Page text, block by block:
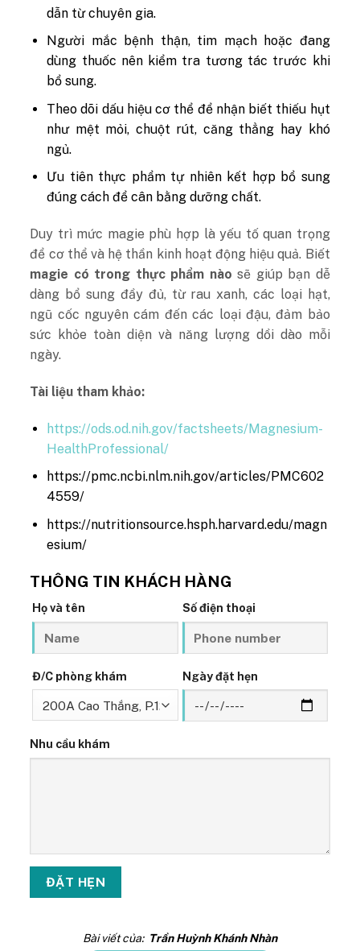
dẫn từ chuyên gia.
Người mắc bệnh thận, tim mạch hoặc đang
dùng thuốc nên kiểm tra tương tác trước khi
bổ sung.
Theo dõi dấu hiệu cơ thể để nhận biết thiếu hụt
như mệt mỏi, chuột rút, căng thẳng hay khó
ngủ.
Ưu tiên thực phẩm tự nhiên kết hợp bổ sung
đúng cách để cân bằng dưỡng chất.
Duy trì mức magie phù hợp là yếu tố quan trọng
để cơ thể và hệ thần kinh hoạt động hiệu quả. Biết
magie có trong thực phẩm nào sẽ giúp bạn dễ
dàng bổ sung đầy đủ, từ rau xanh, các loại hạt,
ngũ cốc nguyên cám đến các loại đậu, đảm bảo
sức khỏe toàn diện và năng lượng dồi dào mỗi
ngày.
Tài liệu tham khảo:
https://ods.od.nih.gov/factsheets/Magnesium-
HealthProfessional/
https://pmc.ncbi.nlm.nih.gov/articles/PMC602
4559/
https://nutritionsource.hsph.harvard.edu/magn
esium/
THÔNG TIN KHÁCH HÀNG
Họ và tên Số điện thoại
Đ/C phòng khám Ngày đặt hẹn
Nhu cầu khám
Bài viết của: Trần Huỳnh Khánh Nhàn